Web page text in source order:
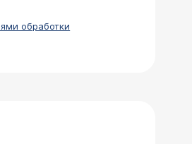
обработки